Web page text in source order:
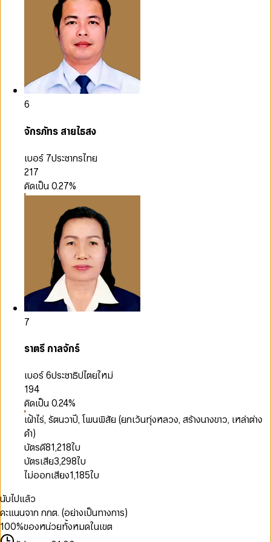
6
จักรภัทร สายไธสง
เบอร์ 7ประชากรไทย
217
คิดเป็น0.27%
7
ราตรี กาลจักร์
เบอร์ 6ประชาธิปไตยใหม่
194
คิดเป็น0.24%
เฝ้าไร่, รัตนวาปี, โพนพิสัย (ยกเว้นทุ่งหลวง, สร้างนางขาว, เหล่าต่าง
คำ)
บัตรดี81,218ใบ
บัตรเสีย3,298ใบ
ไม่ออกเสียง1,185ใบ
นับไปแล้ว
คะแนนจาก กกต. (อย่างเป็นทางการ)
100%ของหน่วยทั้งหมดในเขต